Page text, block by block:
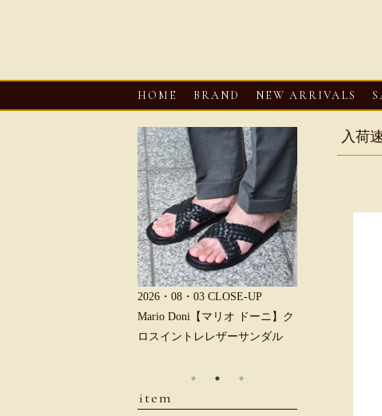
HOME BRAND NEW ARRIVALS
入荷
2026・08・03 CLOSE-UP
Mario Doni【マリオ ドーニ】ク
ロスイントレレザーサンダル
Mario Doni【マ
ープントゥミュ
item